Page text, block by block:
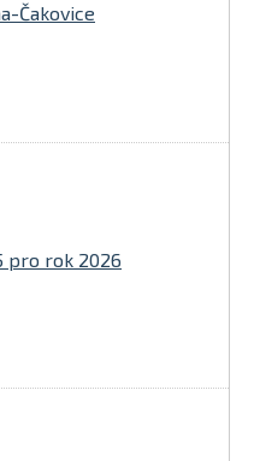
Čakovice
pro rok 2026